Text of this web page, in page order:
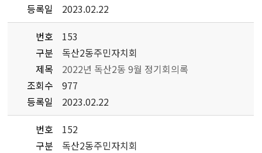
등록일
2023.02.22
번호
153
구분
독산2동주민자치회
제목
2022년 독산2동 9월 정기회의록
조회수
977
등록일
2023.02.22
번호
152
구분
독산2동주민자치회